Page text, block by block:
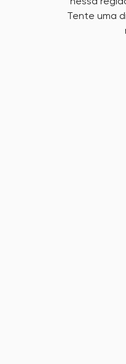
Tente uma